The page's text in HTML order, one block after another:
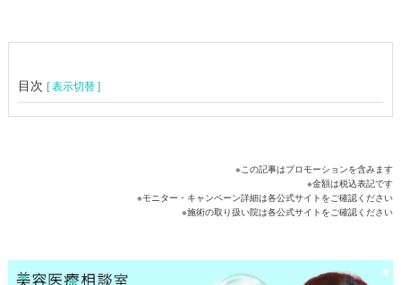
目次[ 表示切替 ]
※この記事はプロモーションを含みます
※金額は税込表記です
※モニター・キャンペーン詳細は各公式サイトをご確認ください